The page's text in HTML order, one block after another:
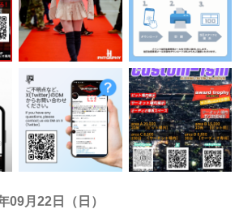
09月22日（日）